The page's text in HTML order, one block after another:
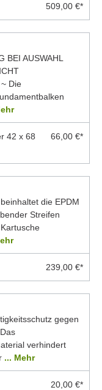
509,00 €*
BEI AUSWAHL
Die
42 x 68
66,00 €*
die EPDM
Streifen
239,00 €*
gegen
verhindert
... Mehr
20,00 €*